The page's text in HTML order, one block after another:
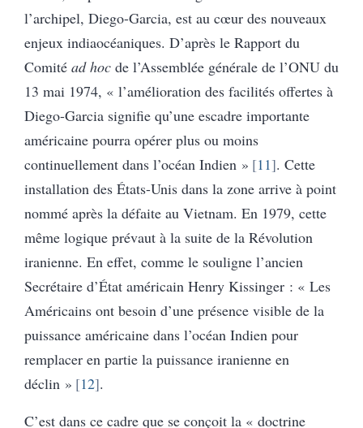
l’archipel, Diego-Garcia, est au cœur des nouveaux
enjeux indiaocéaniques. D’après le Rapport du
Comité ad hoc de l’Assemblée générale de l’ONU du
13 mai 1974, « l’amélioration des facilités offertes à
Diego-Garcia signifie qu’une escadre importante
américaine pourra opérer plus ou moins
continuellement dans l’océan Indien » 11 . Cette
installation des États-Unis dans la zone arrive à point
nommé après la défaite au Vietnam. En 1979, cette
même logique prévaut à la suite de la Révolution
iranienne. En effet, comme le souligne l’ancien
Secrétaire d’État américain Henry Kissinger : « Les
Américains ont besoin d’une présence visible de la
puissance américaine dans l’océan Indien pour
remplacer en partie la puissance iranienne en
déclin » 12 .
C’est dans ce cadre que se conçoit la « doctrine